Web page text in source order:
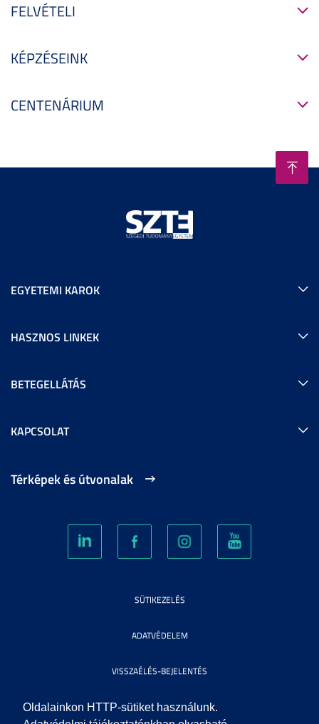
Oldalainkon HTTP-sütiket használunk.
FELVÉTELI
KÉPZÉSEINK
CENTENÁRIUM
EGYETEMI KAROK
HASZNOS LINKEK
BETEGELLÁTÁS
KAPCSOLAT
Térképek és útvonalak
SÜTIKEZELÉS
ADATVÉDELEM
VISSZAÉLÉS-BEJELENTÉS
KÖZÉRDEKŰ ADATOK